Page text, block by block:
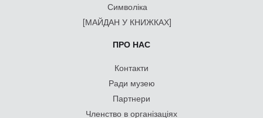
Символіка
[МАЙДАН У КНИЖКАХ]
ПРО НАС
Контакти
Ради музею
Партнери
Членство в організаціях